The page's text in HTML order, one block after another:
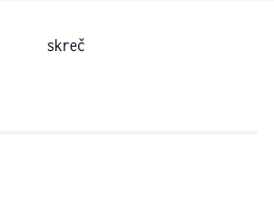
skreč